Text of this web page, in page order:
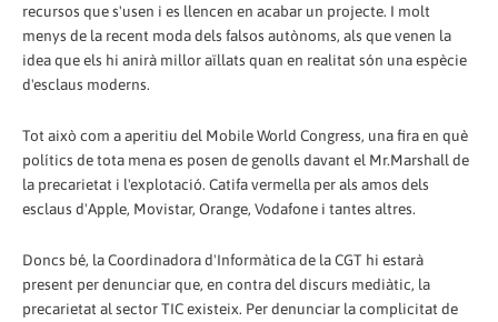
recursos que s'usen i es llencen en acabar un projecte. I molt
menys de la recent moda dels falsos autònoms, als que venen la
idea que els hi anirà millor aïllats quan en realitat són una espècie
d'esclaus moderns.
Tot això com a aperitiu del Mobile World Congress, una fira en què
polítics de tota mena es posen de genolls davant el Mr.Marshall de
la precarietat i l'explotació. Catifa vermella per als amos dels
esclaus d'Apple, Movistar, Orange, Vodafone i tantes altres.
Doncs bé, la Coordinadora d'Informàtica de la CGT hi estarà
present per denunciar que, en contra del discurs mediàtic, la
precarietat al sector TIC existeix. Per denunciar la complicitat de